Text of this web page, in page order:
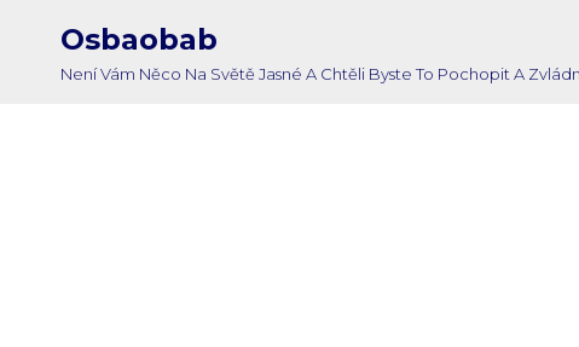
Osbaobab
Není Vám Něco Na Světě Jasné A Chtěli Byste To Pochopit A